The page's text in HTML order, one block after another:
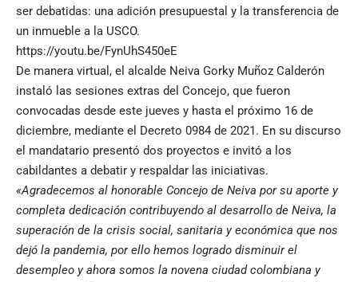
ser debatidas: una adición presupuestal y la transferencia de
un inmueble a la USCO.
https://youtu.be/FynUhS450eE
De manera virtual, el alcalde Neiva Gorky Muñoz Calderón
instaló las sesiones extras del Concejo, que fueron
convocadas desde este jueves y hasta el próximo 16 de
diciembre, mediante el Decreto 0984 de 2021. En su discurso
el mandatario presentó dos proyectos e invitó a los
cabildantes a debatir y respaldar las iniciativas.
«Agradecemos al honorable Concejo de Neiva por su aporte y
completa dedicación contribuyendo al desarrollo de Neiva, la
superación de la crisis social, sanitaria y económica que nos
dejó la pandemia, por ello hemos logrado disminuir el
desempleo y ahora somos la novena ciudad colombiana y